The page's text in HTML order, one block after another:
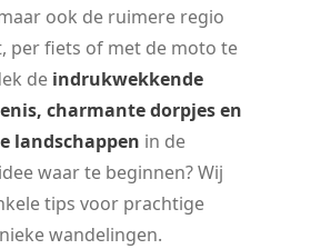
ook de ruimere regio
per fiets of met de moto te
de indrukwekkende
charmante dorpjes en
landschappen in de
waar te beginnen? Wij
tips voor prachtige
wandelingen.